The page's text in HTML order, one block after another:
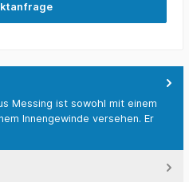
Messing ist sowohl mit einem
Innengewinde versehen. Er